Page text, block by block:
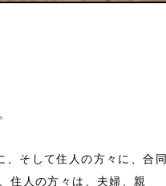
そして住人の方々に、合同
住人の方々は、夫婦、親